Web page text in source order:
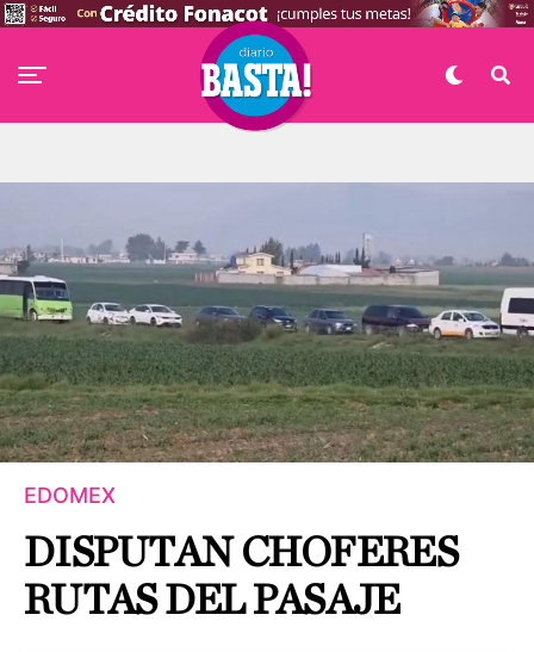
EDOMEX
DISPUTAN CHOFERES
RUTAS DEL PASAJE